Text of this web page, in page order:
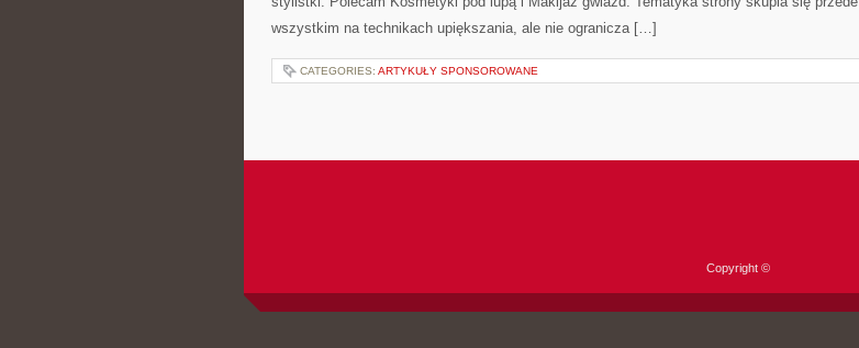
wszystkim na technikach upiększania, ale nie ogranicza […]
CATEGORIES: ARTYKUŁY SPONSOROWANE
Copyright ©